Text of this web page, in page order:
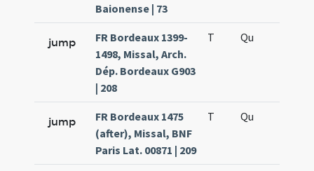
Baionense | 73
jump
FR Bordeaux 1399-
1498, Missal, Arch.
Dép. Bordeaux G903
| 208
T Qu
jump
FR Bordeaux 1475
(after), Missal, BNF
Paris Lat. 00871 | 209
T Qu